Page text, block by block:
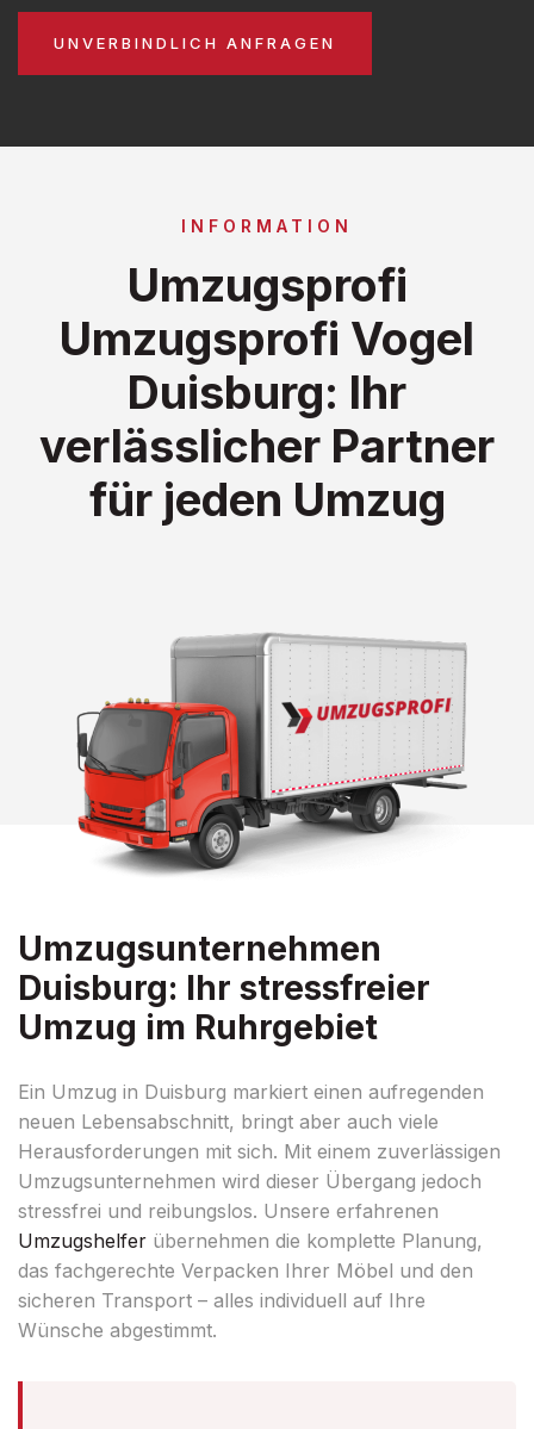
UNVERBINDLICH ANFRAGEN
INFORMATION
Umzugsprofi
Umzugsprofi Vogel
Duisburg: Ihr
verlässlicher Partner
für jeden Umzug
Umzugsunternehmen
Duisburg: Ihr stressfreier
Umzug im Ruhrgebiet
Ein Umzug in Duisburg markiert einen aufregenden
neuen Lebensabschnitt, bringt aber auch viele
Herausforderungen mit sich. Mit einem zuverlässigen
Umzugsunternehmen wird dieser Übergang jedoch
stressfrei und reibungslos. Unsere erfahrenen
Umzugshelfer übernehmen die komplette Planung,
das fachgerechte Verpacken Ihrer Möbel und den
sicheren Transport – alles individuell auf Ihre
Wünsche abgestimmt.